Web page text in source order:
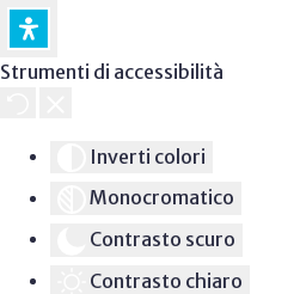
Strumenti di accessibilità
Inverti colori
Monocromatico
Contrasto scuro
Contrasto chiaro